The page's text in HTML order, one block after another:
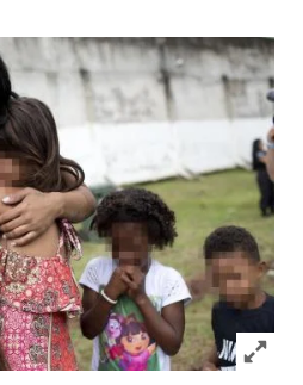
Click to